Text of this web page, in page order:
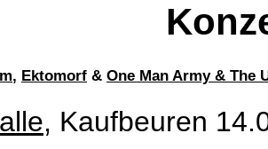
, Ektomorf & One Man Army & The
, Kaufbeuren